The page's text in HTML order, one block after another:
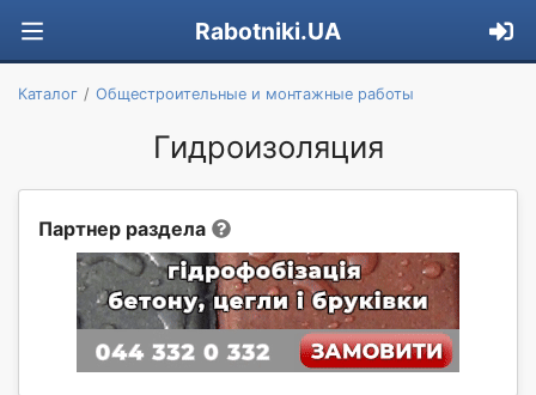
Rabotniki.UA
Каталог Общестроительные и монтажные работы
Гидроизоляция
Партнер раздела